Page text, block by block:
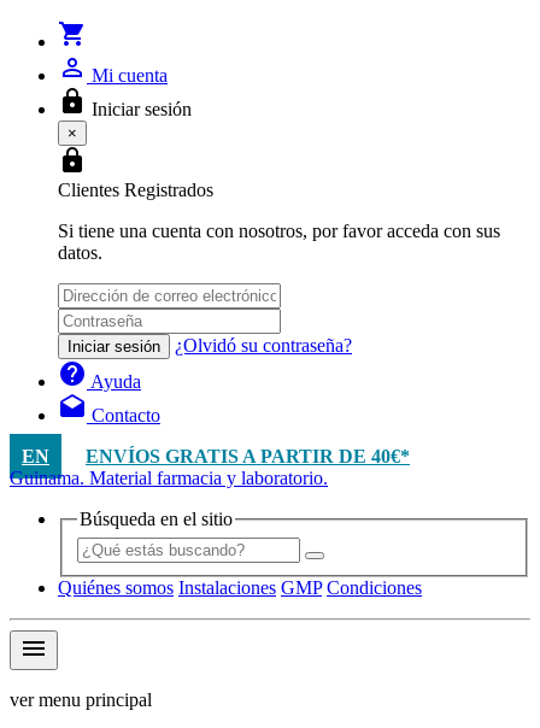
shopping_cart
person_outline Mi cuenta
lock Iniciar sesión
×
lock
Clientes Registrados
Si tiene una cuenta con nosotros, por favor acceda con sus
datos.
Iniciar sesión ¿Olvidó su contraseña?
help Ayuda
drafts Contacto
EN
ENVÍOS GRATIS A PARTIR DE 40€*
Guinama. Material farmacia y laboratorio.
Búsqueda en el sitio
Quiénes somos Instalaciones GMP Condiciones
menu
ver menu principal